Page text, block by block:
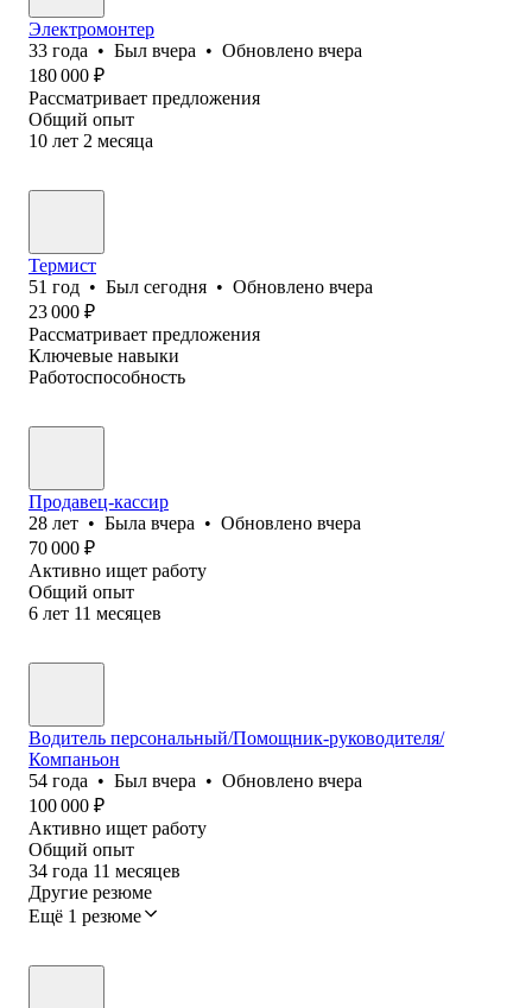
Электромонтер
33 года • Был вчера • Обновлено вчера
180 000 ₽
Рассматривает предложения
Общий опыт
10 лет 2 месяца
Термист
51 год • Был сегодня • Обновлено вчера
23 000 ₽
Рассматривает предложения
Ключевые навыки
Работоспособность
Продавец-кассир
28 лет • Была вчера • Обновлено вчера
70 000 ₽
Активно ищет работу
Общий опыт
6 лет 11 месяцев
Водитель персональный/Помощник-руководителя/
Компаньон
54 года • Был вчера • Обновлено вчера
100 000 ₽
Активно ищет работу
Общий опыт
34 года 11 месяцев
Другие резюме
Ещё 1 резюме